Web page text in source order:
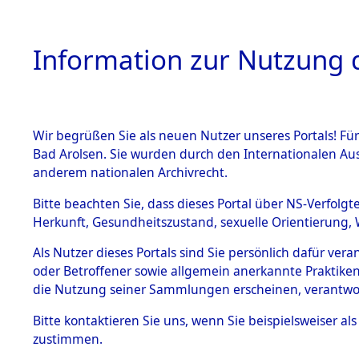
HOME
BESTÄNDE
Inhaftierungsdoku
mente
5. Verschiedenes
Todesmärsche
5.3.1 Alliierte
Information zur Nutzung
Wir begrüßen Sie als neuen Nutzer unseres Portals!
Bad Arolsen. Sie wurden durch den Internationalen
anderem nationalen Archivrecht.
Bitte beachten Sie, dass dieses Portal über NS-
Herkunft, Gesundheitszustand, sexuelle
Als Nutzer dieses Portals sind Sie persönlich dafür
oder Betroffener sowie allgemein anerkannte
die Nutzung seiner Sammlungen erscheinen,
Bitte kontaktieren Sie uns, wenn Sie beispielsweiser
zustimmen.